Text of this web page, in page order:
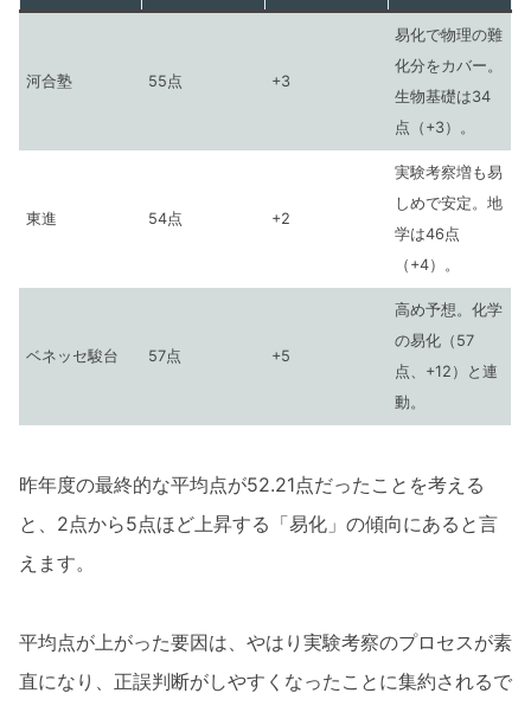
河合塾 55点 +3
易化で物理の難
化分をカバー。
生物基礎は34
点（+3）。
東進 54点 +2
実験考察増も易
しめで安定。地
学は46点
（+4）。
ベネッセ駿台 57点 +5
高め予想。化学
の易化（57
点、+12）と連
動。
昨年度の最終的な平均点が52.21点だったことを考える
と、2点から5点ほど上昇する「易化」の傾向にあると言
えます。
平均点が上がった要因は、やはり実験考察のプロセスが素
直になり、正誤判断がしやすくなったことに集約されるで